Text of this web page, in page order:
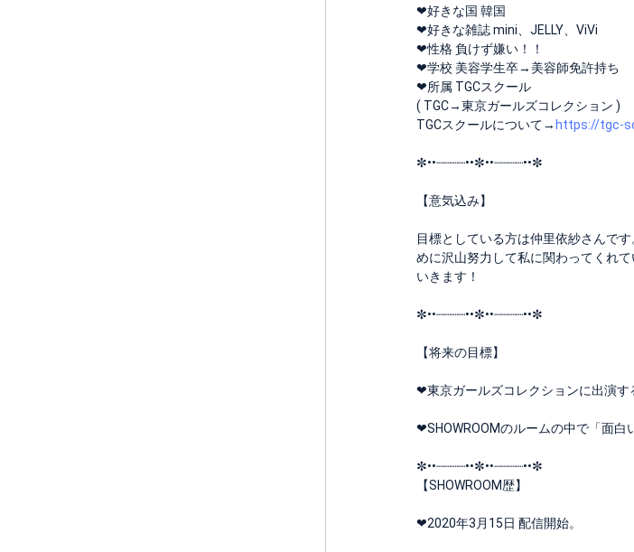
❤︎好きな国 韓国
❤︎好きな雑誌 mini、JELLY、ViVi
❤︎性格 負けず嫌い！！
❤︎学校 美容学生卒→美容師免許持ち
❤︎所属 TGCスクール
( TGC→東京ガールズコレクション )
TGCスクールについて→ https://tgc-
✼••┈┈┈┈••✼••┈┈┈┈••✼
【意気込み】
目標としている方は仲里依紗さんで
めに沢山努力して私に関わってくれ
いきます！
✼••┈┈┈┈••✼••┈┈┈┈••✼
【将来の目標】
❤︎東京ガールズコレクションに出演す
❤︎SHOWROOMのルームの中で「面
✼••┈┈┈┈••✼••┈┈┈┈••✼
‎【SHOWROOM歴】
‎❤︎2020年3月15日 配信開始。